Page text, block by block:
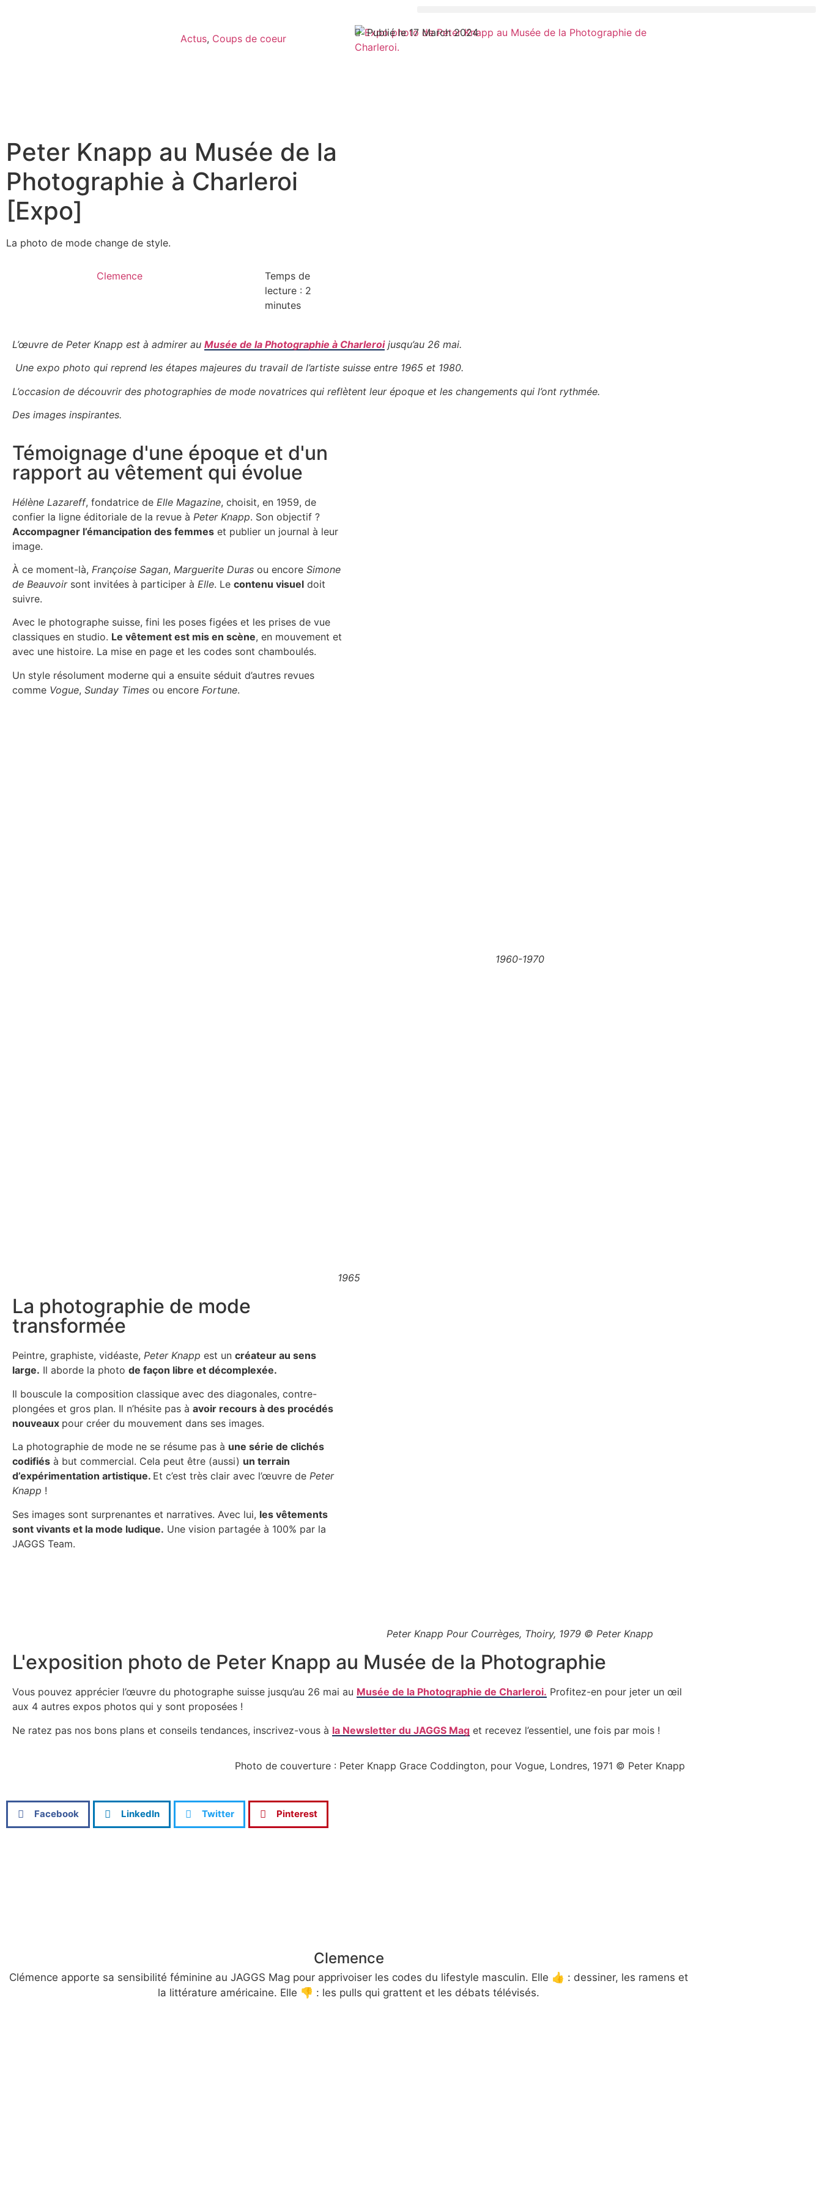
Actus, Coups de coeur
Peter Knapp au Musée de la
Photographie à Charleroi
[Expo]
La photo de mode change de style.
Clemence
Temps de
lecture : 2
minutes
Publié le 17 March 2024
L’œuvre de Peter Knapp est à admirer au Musée de la Photographie à Charleroijusqu’au 26 mai.
Une expo photo qui reprend les étapes majeures du travail de l’artiste suisse entre 1965 et 1980.
L’occasion de découvrir des photographies de mode novatrices qui reflètent leur époque et les changements qui l’ont rythmée.
Des images inspirantes.
Témoignage d'une époque et d'un
rapport au vêtement qui évolue
Hélène Lazareff, fondatrice de Elle Magazine, choisit, en 1959, de
confier la ligne éditoriale de la revue à Peter Knapp. Son objectif ?
Accompagner l’émancipation des femmes et publier un journal à leur
image.
À ce moment-là, Françoise Sagan, Marguerite Duras ou encore Simone
de Beauvoirsont invitées à participer à Elle. Le contenu visuel doit
suivre.
Avec le photographe suisse, fini les poses figées et les prises de vue
classiques en studio. Le vêtement est mis en scène, en mouvement et
avec une histoire. La mise en page et les codes sont chamboulés.
Un style résolument moderne qui a ensuite séduit d’autres revues
comme Vogue, Sunday Times ou encore Fortune.
1960-1970
1965
La photographie de mode
transformée
Peintre, graphiste, vidéaste, Peter Knapp est un créateur au sens
large. Il aborde la photo de façon libre et décomplexée.
Il bouscule la composition classique avec des diagonales, contre-
plongées et gros plan. Il n’hésite pas à avoir recours à des procédés
nouveaux pour créer du mouvement dans ses images.
La photographie de mode ne se résume pas à une série de clichés
codifiés à but commercial. Cela peut être (aussi) un terrain
d’expérimentation artistique. Et c’est très clair avec l’œuvre de Peter
Knapp !
Ses images sont surprenantes et narratives. Avec lui, les vêtements
sont vivants et la mode ludique. Une vision partagée à 100% par la
JAGGS Team.
Peter Knapp Pour Courrèges, Thoiry, 1979 © Peter Knapp
L'exposition photo de Peter Knapp au Musée de la Photographie
Vous pouvez apprécier l’œuvre du photographe suisse jusqu’au 26 mai au Musée de la Photographie de Charleroi. Profitez-en pour jeter un œil
aux 4 autres expos photos qui y sont proposées !
Ne ratez pas nos bons plans et conseils tendances, inscrivez-vous à la Newsletter du JAGGS Mag et recevez l’essentiel, une fois par mois !
Photo de couverture : Peter Knapp Grace Coddington, pour Vogue, Londres, 1971 © Peter Knapp
Facebook LinkedIn Twitter Pinterest
Clemence
Clémence apporte sa sensibilité féminine au JAGGS Mag pour apprivoiser les codes du lifestyle masculin. Elle 👍 : dessiner, les ramens et
la littérature américaine. Elle 👎 : les pulls qui grattent et les débats télévisés.